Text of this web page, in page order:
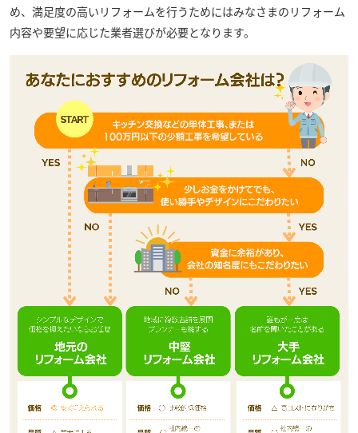
め、満足度の高いリフォームを行うためにはみなさまのリフォーム
内容や要望に応じた業者選びが必要となります。